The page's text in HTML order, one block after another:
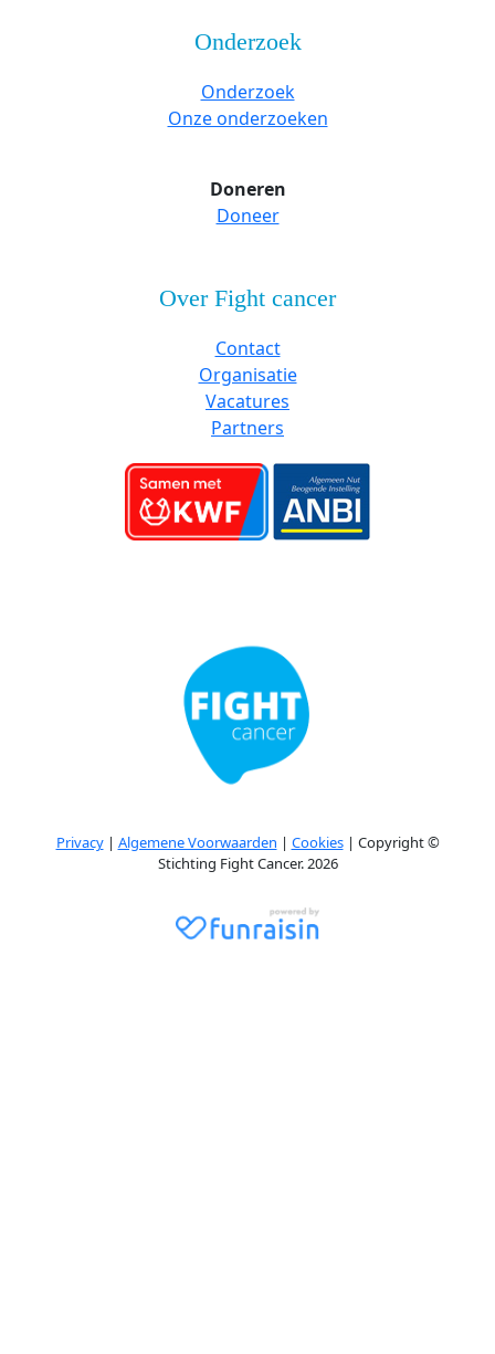
Onderzoek
Onderzoek
Onze onderzoeken
Doneren
Doneer
Over Fight cancer
Contact
Organisatie
Vacatures
Partners
Privacy| Algemene Voorwaarden | Cookies| Copyright ©
Stichting Fight Cancer. 2026